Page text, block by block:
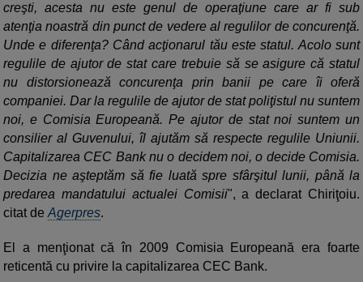
creşti, acesta nu este genul de operaţiune care ar fi sub
atenţia noastră din punct de vedere al regulilor de concurenţă.
Unde e diferenţa? Când acţionarul tău este statul. Acolo sunt
regulile de ajutor de stat care trebuie să se asigure că statul
nu distorsionează concurenţa prin banii pe care îi oferă
companiei. Dar la regulile de ajutor de stat poliţistul nu suntem
noi, e Comisia Europeană. Pe ajutor de stat noi suntem un
consilier al Guvenului, îl ajutăm să respecte regulile Uniunii.
Capitalizarea CEC Bank nu o decidem noi, o decide Comisia.
Decizia ne aşteptăm să fie luată spre sfârşitul lunii, până la
predarea mandatului actualei Comisii", a declarat Chiriţoiu.
citat de Agerpres.
El a menţionat că în 2009 Comisia Europeană era foarte
reticentă cu privire la capitalizarea CEC Bank.